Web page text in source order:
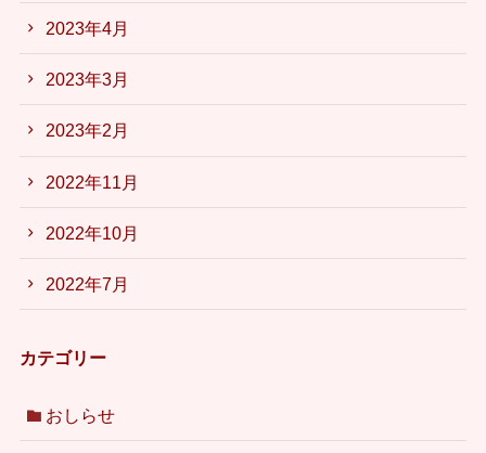
2023年4月
2023年3月
2023年2月
2022年11月
2022年10月
2022年7月
カテゴリー
おしらせ